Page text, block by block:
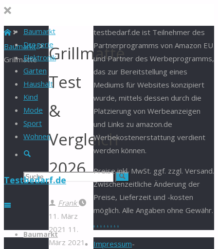
Baumarkt
Drogerie
Elektronik
Garten
Haushalt
Kind
Mode
Sport
Wohnen
Suche
Suchen Suche
Testbedarf.de
Zum
Baumarkt
Start
Baumarkt
Grillmatte
Grillmatte
Test
&
Vergleich
2026
Frank
11. März
2021 11.
März 2021
testbedarf.de ist Teilnehmer des
Partnerprogramms von Amazon EU
und Partner des Werbeprogramms,
das zur Bereitstellung eines
Mediums für Websites konzipiert
wurde, mittels dessen durch die
Platzierung von Werbeanzeigen
und Links zu amazon.de
Werbekostenerstattung verdient
werden können.
Preise inkl. MwSt. ggf. zzgl. Versand.
Zwischenzeitliche Änderung der
Preise, Lieferzeit und -kosten
möglich. Alle Angaben ohne Gewähr.
. . . . . . . .
Impressum-